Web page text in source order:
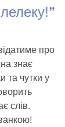
про
знає
та чутки у
слів.